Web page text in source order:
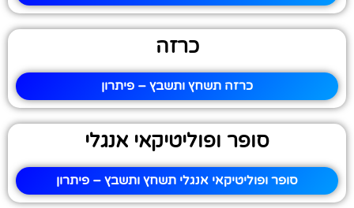
כרזה
כרזה תשחץ ותשבץ – פיתרון
סופר ופוליטיקאי אנגלי
סופר ופוליטיקאי אנגלי תשחץ ותשבץ – פיתרון